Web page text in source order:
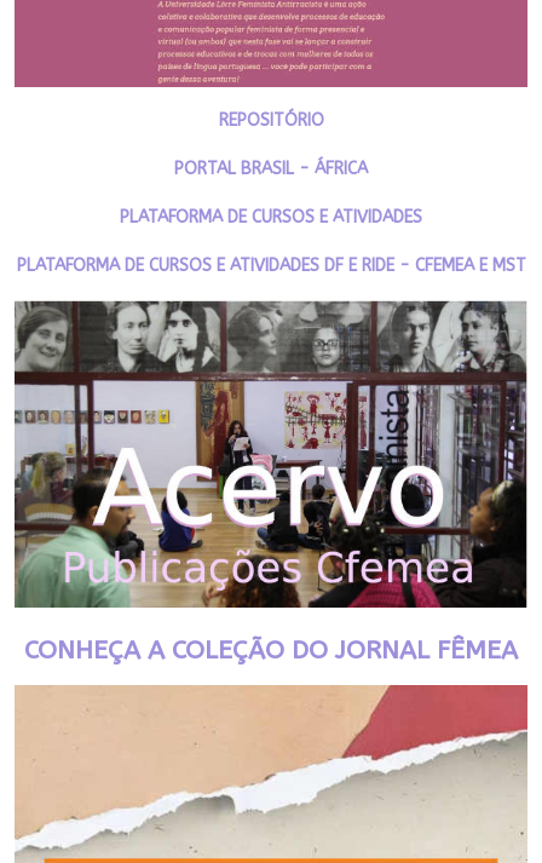
REPOSITÓRIO
PORTAL BRASIL - ÁFRICA
PLATAFORMA DE CURSOS E ATIVIDADES
PLATAFORMA DE CURSOS E ATIVIDADES DF E RIDE - CFEMEA E MST
CONHEÇA A COLEÇÃO DO JORNAL FÊMEA